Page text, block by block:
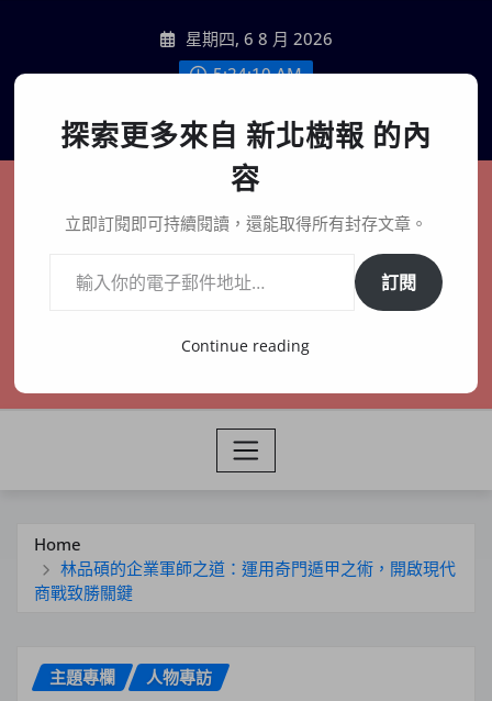
content
星期四, 6 8 月 2026
5:24:11 AM
聯絡我們
新北樹報
在地、記憶、連結、創生
Home
林品碩的企業軍師之道：運用奇門遁甲之術，開啟現代
商戰致勝關鍵
主題專欄 人物專訪
探索更多來自 新北樹報 的內
容
立即訂閱即可持續閱讀，還能取得所有封存文章。
訂閱
Continue reading